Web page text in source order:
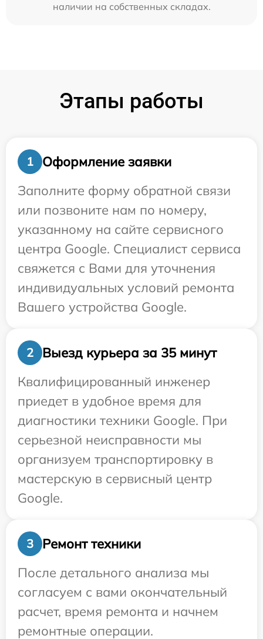
наличии на собственных складах.
Этапы работы
1
Оформление заявки
Заполните форму обратной связи
или позвоните нам по номеру,
указанному на сайте сервисного
центра Google. Специалист сервиса
свяжется с Вами для уточнения
индивидуальных условий ремонта
Вашего устройства Google.
2
Выезд курьера за 35 минут
Квалифицированный инженер
приедет в удобное время для
диагностики техники Google. При
серьезной неисправности мы
организуем транспортировку в
мастерскую в сервисный центр
Google.
3
Ремонт техники
После детального анализа мы
согласуем с вами окончательный
расчет, время ремонта и начнем
ремонтные операции.